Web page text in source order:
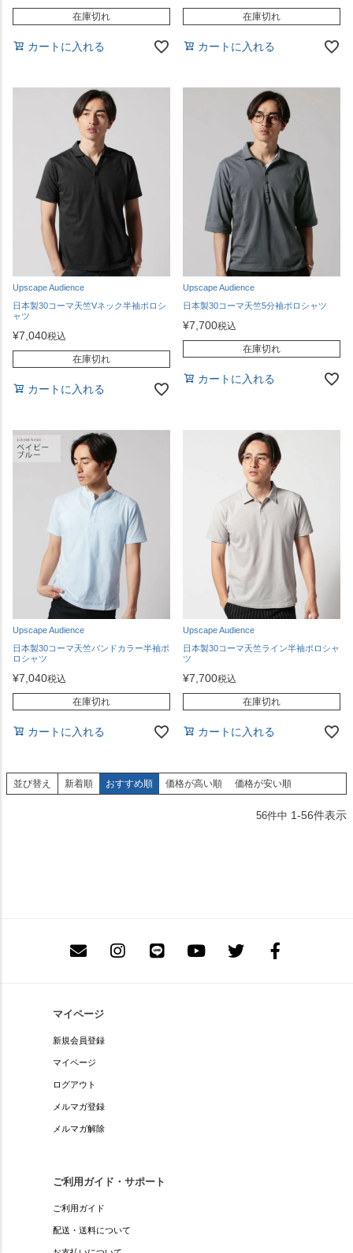
在庫切れ
カートに入れる
在庫切れ
カートに入れる
Upscape Audience
日本製30コーマ天竺Vネック半袖ポロシ
ャツ
¥7,040税込
在庫切れ
カートに入れる
Upscape Audience
日本製30コーマ天竺5分袖ポロシャツ
¥7,700税込
在庫切れ
カートに入れる
Upscape Audience
日本製30コーマ天竺バンドカラー半袖ポ
ロシャツ
¥7,040税込
在庫切れ
カートに入れる
Upscape Audience
日本製30コーマ天竺ライン半袖ポロシャ
ツ
¥7,700税込
在庫切れ
カートに入れる
並び替え 新着順 おすすめ順 価格が高い順 価格が安い順
56件中 1-56件表示
マイページ
新規会員登録
マイページ
ログアウト
メルマガ登録
メルマガ解除
ご利用ガイド・サポート
ご利用ガイド
配送・送料について